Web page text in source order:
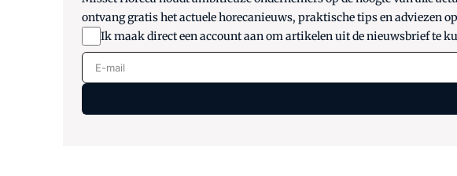
ontvang gratis het actuele horecanieuws, praktische tips en adviezen
Ik maak direct een account aan om artikelen uit de nieuwsbrief te
E-mail